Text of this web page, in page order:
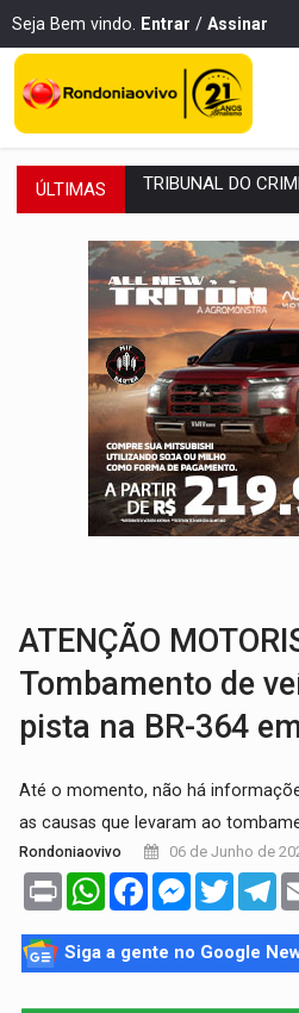
Seja Bem vindo. Entrar / Assinar
ÚLTIMAS VÍDEO:Perseguição é
LUDOPATIA:Apostas
OVNIS NA LUA:
ACABOU COM
VÍDEO:Ladrão é
BOLSAS DE
MATERIAL:Brasil tem
ATENÇÃO
Tombamento de
pista na BR-364
Até o momento, não há
as causas que levaram ao
Rondoniaovivo 06 de Junho de
Print WhatsAppFacebookMessenger
Twitter
Siga a gente no Google